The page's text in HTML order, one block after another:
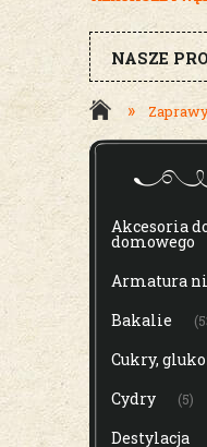
NASZE
»
MENU
Akcesoria
domowego
Armatura
Bakalie
Cukry,
Cydry (5)
Destylacja